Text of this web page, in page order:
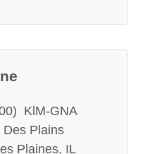
KlM-GNA
Des Plains
Plaines, IL